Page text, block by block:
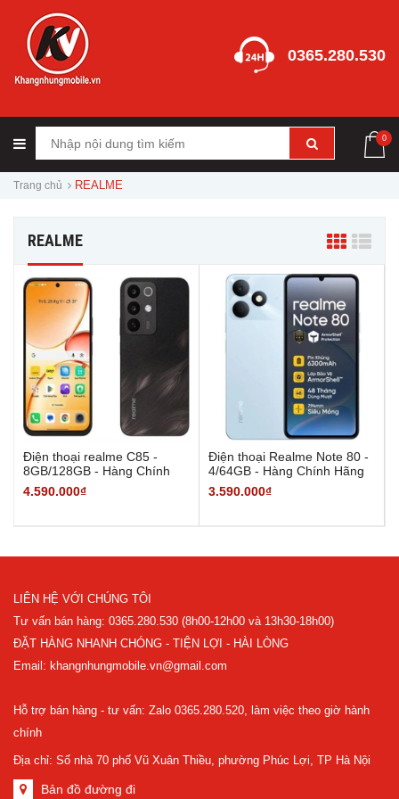
0365.280.530
0
Trang chủ REALME
REALME
Điện thoại realme C85 -
8GB/128GB - Hàng Chính
hãng
4.590.000₫
Điện thoại Realme Note 80 -
4/64GB - Hàng Chính Hãng
3.590.000₫
LIÊN HỆ VỚI CHÚNG TÔI
Tư vấn bán hàng: 0365.280.530 (8h00-12h00 và 13h30-18h00)
ĐẶT HÀNG NHANH CHÓNG - TIỆN LỢI - HÀI LÒNG
Email: khangnhungmobile.vn@gmail.com
Hỗ trợ bán hàng - tư vấn: Zalo 0365.280.520, làm việc theo giờ hành
chính
Địa chỉ: Số nhà 70 phố Vũ Xuân Thiều, phường Phúc Lợi, TP Hà Nội
Bản đồ đường đi